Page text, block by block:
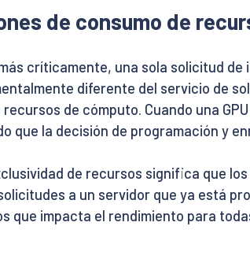
de consumo de
críticamente, una sola solicitud
diferente del servicio de
recursos de cómputo. Cuando una
que la decisión de programación y
de recursos significa que
a un servidor que ya está
que impacta el rendimiento para